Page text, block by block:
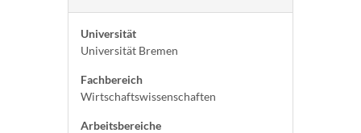
Universität
Universität Bremen
Fachbereich
Wirtschaftswissenschaften
Arbeitsbereiche